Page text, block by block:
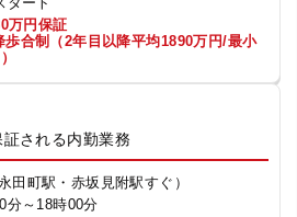
万円保証
歩合制（2年目以降平均1890万円/最小
される内勤業務
田町駅・赤坂見附駅すぐ）
分～18時00分